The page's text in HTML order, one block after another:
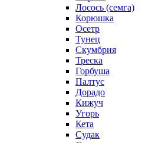
Лосось (семга)
Корюшка
Осетр
Тунец
Скумбрия
Треска
Горбуша
Палтус
Дорадо
Кижуч
Угорь
Кета
Судак